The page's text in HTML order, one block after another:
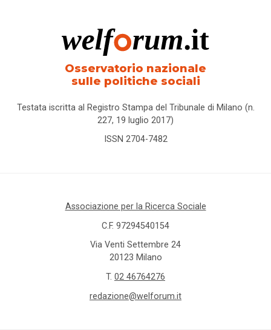
Osservatorio nazionale
sulle politiche sociali
Testata iscritta al Registro Stampa del Tribunale di Milano (n.
227, 19 luglio 2017)
ISSN 2704-7482
Associazione per la Ricerca Sociale
C.F. 97294540154
Via Venti Settembre 24
20123 Milano
T. 02 46764276
redazione@welforum.it